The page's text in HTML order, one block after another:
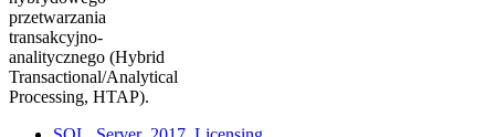
przetwarzania
transakcyjno-
analitycznego (Hybrid
Transactional/Analytical
Processing, HTAP).